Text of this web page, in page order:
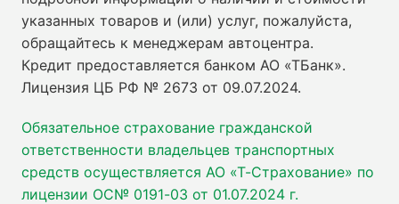
указанных товаров и (или) услуг, пожалуйста,
обращайтесь к менеджерам автоцентра.
Кредит предоставляется банком АО «ТБанк».
Лицензия ЦБ РФ № 2673 от 09.07.2024.
Обязательное страхование гражданской
ответственности владельцев транспортных
средств осуществляется АО «Т-Страхование» по
лицензии ОС№ 0191-03 от 01.07.2024 г.